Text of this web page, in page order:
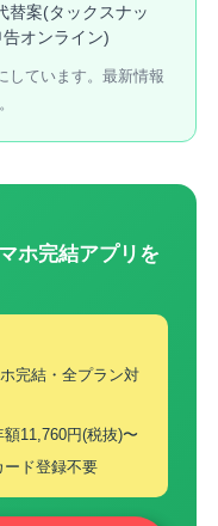
替案(タックスナッ
オンライン)
しています。最新情報
ホ完結アプリを
完結・全プラン対
11,760円(税抜)〜
ード登録不要